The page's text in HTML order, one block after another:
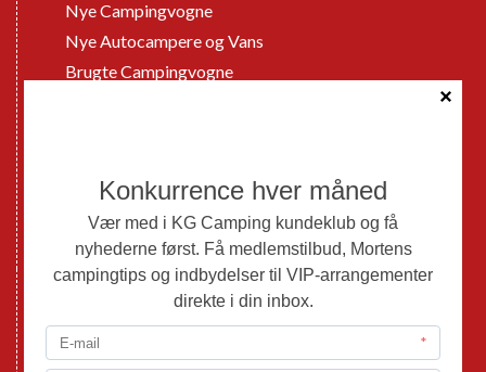
Nye Campingvogne
Nye Autocampere og Vans
Brugte Campingvogne
Mortens Campingtips
KG Camping Kundeklub
Nyheder
Adria
Adria Autocampere